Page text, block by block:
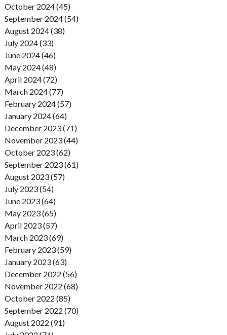
October 2024 (45)
September 2024 (54)
August 2024 (38)
July 2024 (33)
June 2024 (46)
May 2024 (48)
April 2024 (72)
March 2024 (77)
February 2024 (57)
January 2024 (64)
December 2023 (71)
November 2023 (44)
October 2023 (62)
September 2023 (61)
August 2023 (57)
July 2023 (54)
June 2023 (64)
May 2023 (65)
April 2023 (57)
March 2023 (69)
February 2023 (59)
January 2023 (63)
December 2022 (56)
November 2022 (68)
October 2022 (85)
September 2022 (70)
August 2022 (91)